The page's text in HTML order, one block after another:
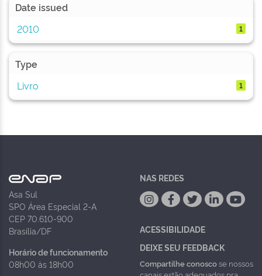
Date issued
2010
1
Type
Livro
1
Asa Sul
SPO Área Especial 2-A
CEP 70.610-900
Brasília/DF
Horário de funcionamento
08h00 às 18h00
NAS REDES
ACESSIBILIDADE
DEIXE SEU FEEDBACK
Compartilhe conoscose nossos